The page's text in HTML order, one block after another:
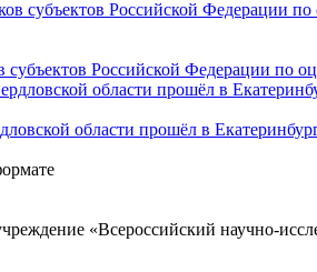
Российской Федерации по
области прошёл в
«Всероссийский научно-